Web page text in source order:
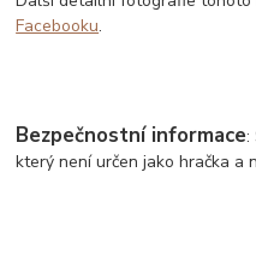
Facebooku.
Bezpečnostní informace:
který není určen jako hračka a